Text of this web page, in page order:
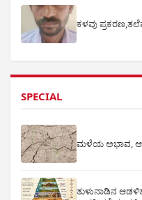
ಕಳವು
SPECIAL
ಮಳೆಯ ಅಭಾವ,
ತುಳುನಾಡಿನ